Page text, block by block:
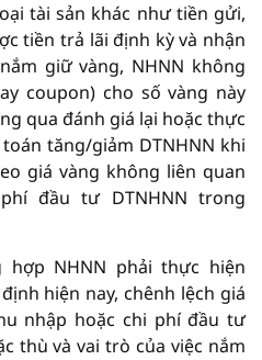
tài sản khác như tiền gửi,
tiền trả lãi định kỳ và nhận
giữ vàng, NHNN không
coupon) cho số vàng này
qua đánh giá lại hoặc thực
tăng/giảm DTNHNN khi
giá vàng không liên quan
đầu tư DTNHNN trong
NHNN phải thực hiện
hiện nay, chênh lệch giá
nhập hoặc chi phí đầu tư
thù và vai trò của việc nắm